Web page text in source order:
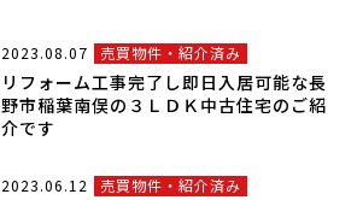
2023.08.07 売買物件・紹介済み
リフォーム工事完了し即日入居可能な長
野市稲葉南俣の３ＬＤＫ中古住宅のご紹
介です
2023.06.12 売買物件・紹介済み